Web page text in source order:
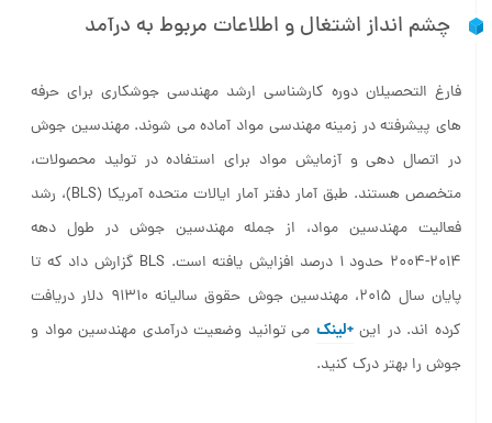
چشم انداز اشتغال و اطلاعات مربوط به درآمد
فارغ التحصیلان دوره کارشناسی ارشد مهندسی جوشکاری برای حرفه
های پیشرفته در زمینه مهندسی مواد آماده می شوند. مهندسین جوش
در اتصال دهی و آزمایش مواد برای استفاده در تولید محصولات،
متخصص هستند. طبق آمار دفتر آمار ایالات متحده آمریکا (BLS)، رشد
فعالیت مهندسین مواد، از جمله مهندسین جوش در طول دهه
۲۰۱۴-۲۰۰۴ حدود ۱ درصد افزایش یافته است. BLS گزارش داد که تا
پایان سال ۲۰۱۵، مهندسین جوش حقوق سالیانه ۹۱۳۱۰ دلار دریافت
کرده اند. در این+لینک می توانید وضعیت درآمدی مهندسین مواد و
جوش را بهتر درک کنید.